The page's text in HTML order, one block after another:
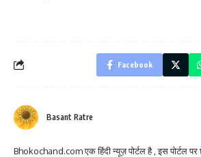
Facebook
Basant Ratre
Bhokochand.com एक हिंदी न्यूज़ पोर्टल है , इस पोर्टल